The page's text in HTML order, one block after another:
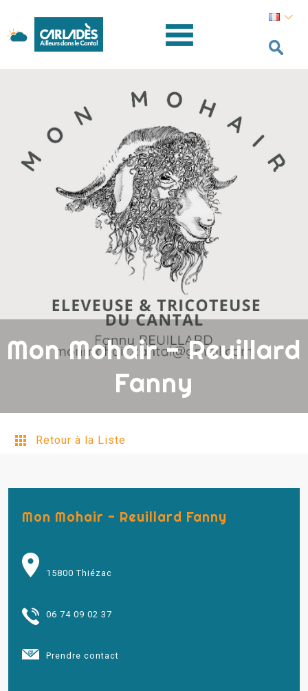
Mon Mohair - Reuillard
Fanny
Retour à la Liste
Mon Mohair - Reuillard Fanny
15800 Thiézac
06 74 09 02 37
Prendre contact